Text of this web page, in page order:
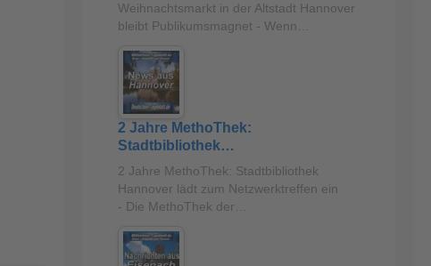
Weihnachtsmarkt in der Altstadt Hannover
bleibt Publikumsmagnet - Wenn…
2 Jahre MethoThek:
Stadtbibliothek…
2 Jahre MethoThek: Stadtbibliothek
Hannover lädt zum Netzwerktreffen ein
- Die MethoThek der…